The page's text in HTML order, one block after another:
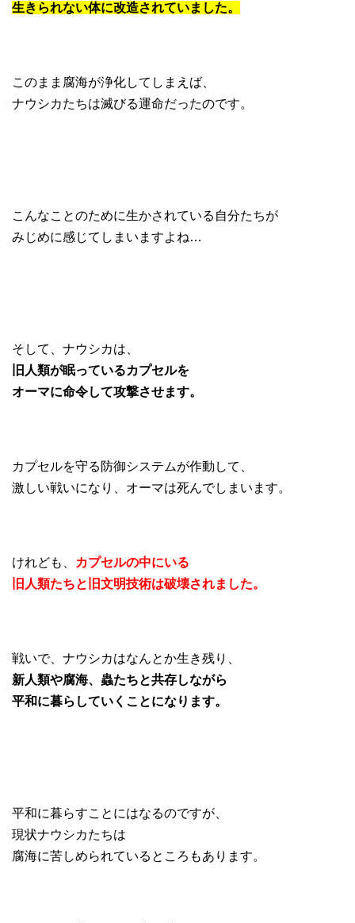
生きられない体に改造されていました。
このまま腐海が浄化してしまえば、
ナウシカたちは滅びる運命だったのです。
こんなことのために生かされている自分たちが
みじめに感じてしまいますよね…
そして、ナウシカは、
旧人類が眠っているカプセルを
オーマに命令して攻撃させます。
カプセルを守る防御システムが作動して、
激しい戦いになり、オーマは死んでしまいます。
けれども、 カプセルの中にいる
旧人類たちと旧文明技術は破壊されました。
戦いで、ナウシカはなんとか生き残り、
新人類や腐海、蟲たちと共存しながら
平和に暮らしていくことになります。
平和に暮らすことにはなるのですが、
現状ナウシカたちは
腐海に苦しめられているところもあります。